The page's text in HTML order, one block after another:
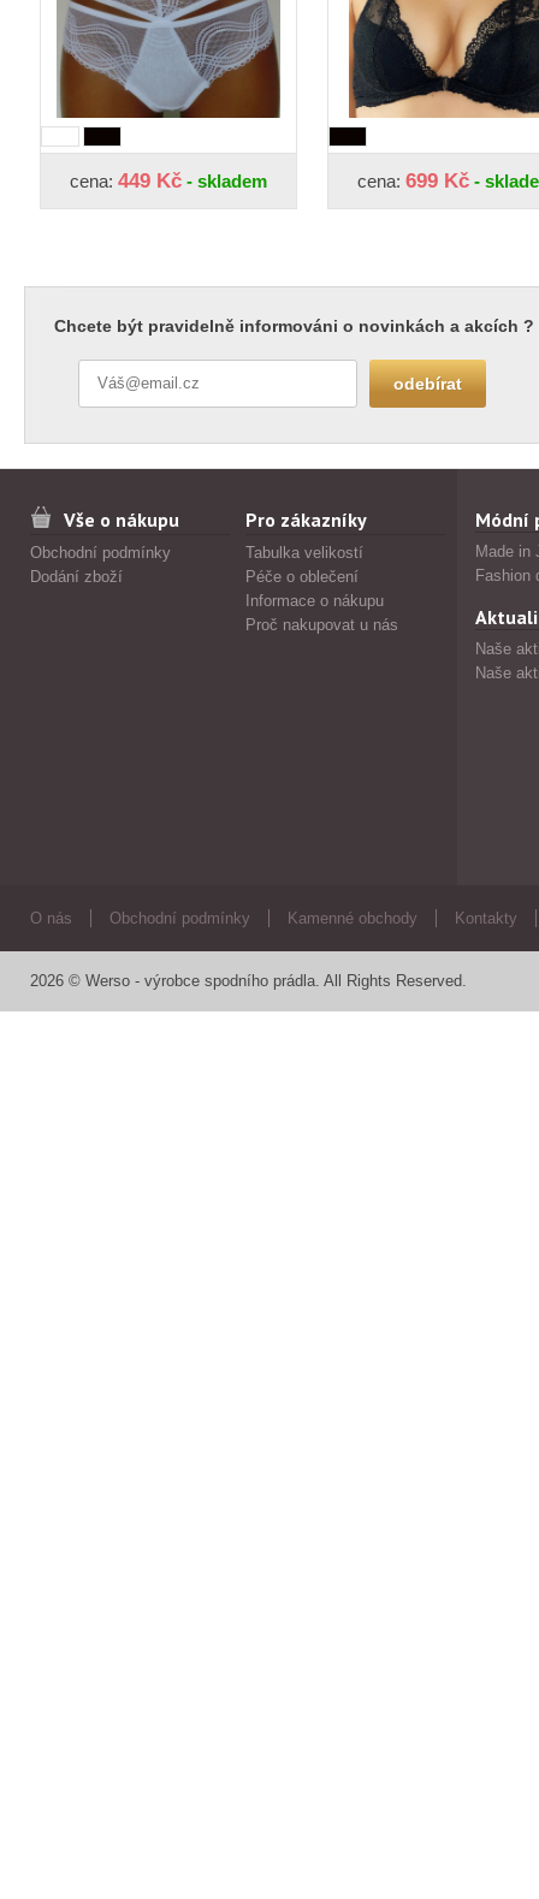
cena: 449 Kč - skladem cena: 699 Kč -
Chcete být pravidelně informováni o novinkách a akcích ?
Vše o nákupu
Obchodní podmínky
Dodání zboží
Pro zákazníky
Tabulka velikostí
Péče o oblečení
Informace o nákupu
Proč nakupovat u nás
Módní
Made in
Fashion
Naše
Naše
O nás Obchodní podmínky Kamenné obchody Kontakty
2026 © Werso - výrobce spodního prádla. All Rights Reserved.